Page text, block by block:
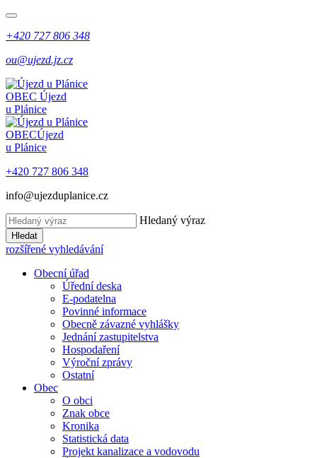
+420 727 806 348
ou@ujezd.jz.cz
OBEC Újezd
u Plánice
OBECÚjezd
u Plánice
+420 727 806 348
info@ujezduplanice.cz
Hledaný výraz
Hledat
rozšířené vyhledávání
Obecní úřad
Úřední deska
E-podatelna
Povinné informace
Obecně závazné vyhlášky
Jednání zastupitelstva
Hospodaření
Výroční zprávy
Ostatní
Obec
O obci
Znak obce
Kronika
Statistická data
Projekt kanalizace a vodovodu